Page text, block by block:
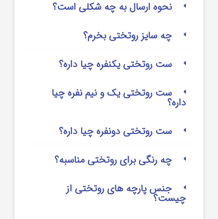
نحوه ارسال به چه شکلی است؟
چه سایز روتختی بخرم؟
ست روتختی یکنفره چیا داره؟
ست روتختی یک و نیم نفره چیا
داره؟
ست روتختی دونفره چیا داره؟
چه رنگی برای روتختی مناسبه؟
جنس پارچه های روتختی از
چیست؟